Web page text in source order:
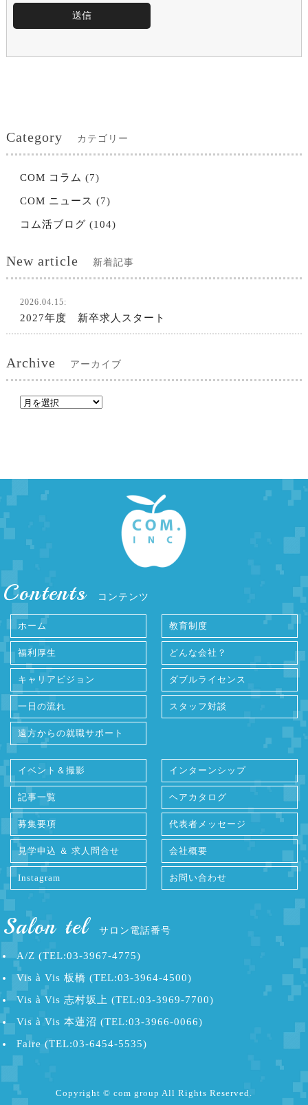
Category カテゴリー
COM コラム (7)
COM ニュース (7)
コム活ブログ (104)
New article 新着記事
2026.04.15:
2027年度 新卒求人スタート
Archive アーカイブ
Contents コンテンツ
ホーム 教育制度
福利厚生 どんな会社？
キャリアビジョン ダブルライセンス
一日の流れ スタッフ対談
遠方からの就職サポート
イベント＆撮影 インターンシップ
記事一覧 ヘアカタログ
募集要項 代表者メッセージ
見学申込 ＆ 求人問合せ 会社概要
Instagram お問い合わせ
Salon tel サロン電話番号
A/Z (TEL:03-3967-4775)
Vis à Vis 板橋 (TEL:03-3964-4500)
Vis à Vis 志村坂上 (TEL:03-3969-7700)
Vis à Vis 本蓮沼 (TEL:03-3966-0066)
Faire (TEL:03-6454-5535)
Copyright © com group All Rights Reserved.